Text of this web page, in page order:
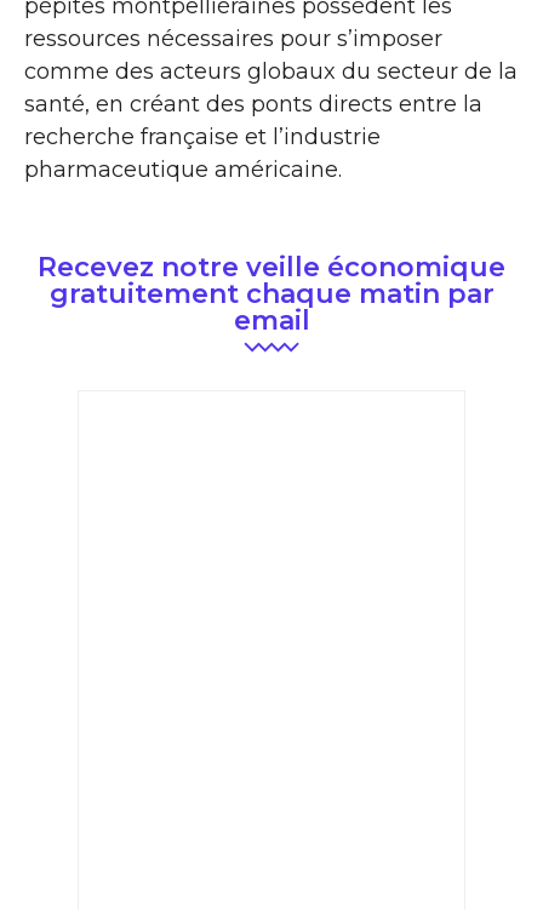
pépites montpelliéraines possèdent les
ressources nécessaires pour s’imposer
comme des acteurs globaux du secteur de la
santé, en créant des ponts directs entre la
recherche française et l’industrie
pharmaceutique américaine.
Recevez notre veille économique
gratuitement chaque matin par
email